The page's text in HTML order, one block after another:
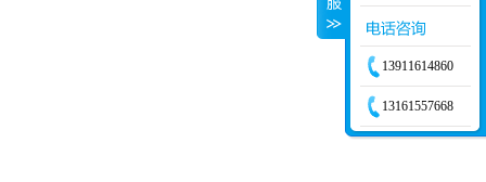
13911614860
13161557668